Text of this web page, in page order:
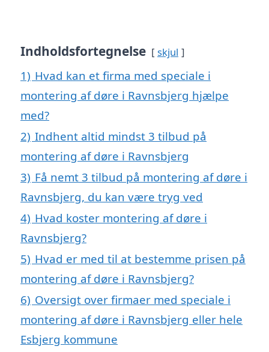
Indholdsfortegnelse skjul
1) Hvad kan et firma med speciale i
montering af døre i Ravnsbjerg hjælpe
med?
2) Indhent altid mindst 3 tilbud på
montering af døre i Ravnsbjerg
3) Få nemt 3 tilbud på montering af døre i
Ravnsbjerg, du kan være tryg ved
4) Hvad koster montering af døre i
Ravnsbjerg?
5) Hvad er med til at bestemme prisen på
montering af døre i Ravnsbjerg?
6) Oversigt over firmaer med speciale i
montering af døre i Ravnsbjerg eller hele
Esbjerg kommune